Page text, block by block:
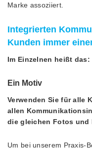
Marke assoziiert.
Integrierten
Kunden immer
Im Einzelnen heißt das:
Ein Motiv
Verwenden Sie für alle
allen
die gleichen Fotos und
Um bei unserem Praxis-